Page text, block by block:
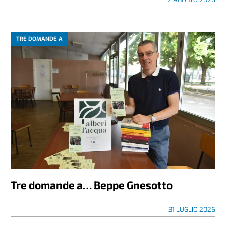
TRE DOMANDE A
Tre domande a… Beppe Gnesotto
31 LUGLIO 2026